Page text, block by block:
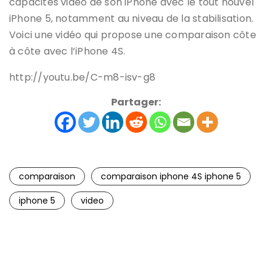
iPhone 5, notamment au niveau de la stabilisation.
Voici une vidéo qui propose une comparaison côte
à côte avec l’iPhone 4S.
http://youtu.be/C-m8-isv-g8
Partager:
comparaison
comparaison iphone 4S iphone 5
iphone 5
video